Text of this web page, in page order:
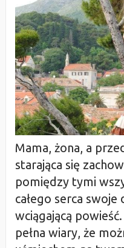
Mama, żona, a
starająca się
pomiędzy tymi
całego serca
wciągającą
pełna wiary, że